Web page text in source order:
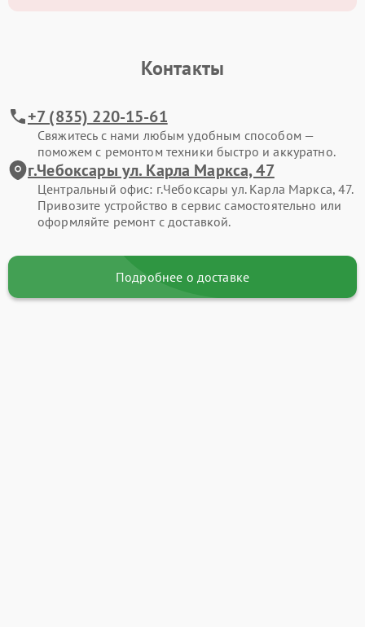
Контакты
+7 (835) 220-15-61
Свяжитесь с нами любым удобным способом —
поможем с ремонтом техники быстро и аккуратно.
г.Чебоксары ул. Карла Маркса, 47
Центральный офис: г.Чебоксары ул. Карла Маркса, 47.
Привозите устройство в сервис самостоятельно или
оформляйте ремонт с доставкой.
Подробнее о доставке